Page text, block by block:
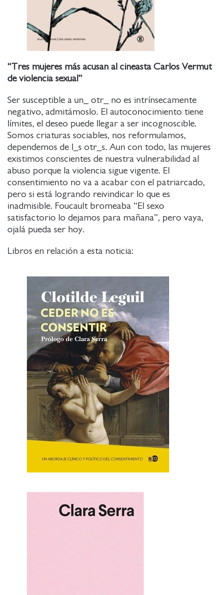
“Tres mujeres más acusan al cineasta Carlos Vermut
de violencia sexual”
Ser susceptible a un_ otr_ no es intrínsecamente
negativo, admitámoslo. El autoconocimiento tiene
límites, el deseo puede llegar a ser incognoscible.
Somos criaturas sociables, nos reformulamos,
dependemos de l_s otr_s. Aun con todo, las mujeres
existimos conscientes de nuestra vulnerabilidad al
abuso porque la violencia sigue vigente. El
consentimiento no va a acabar con el patriarcado,
pero si está logrando reivindicar lo que es
inadmisible. Foucault bromeaba “El sexo
satisfactorio lo dejamos para mañana”, pero vaya,
ojalá pueda ser hoy.
Libros en relación a esta noticia: